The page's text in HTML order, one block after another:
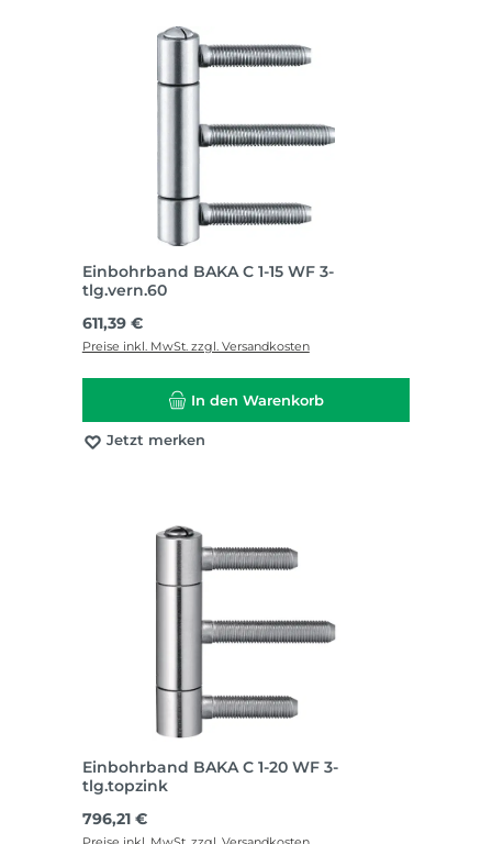
Einbohrband BAKA C 1-15 WF 3-
tlg.vern.60
Regulärer Preis:
611,39 €
Preise inkl. MwSt. zzgl. Versandkosten
In den Warenkorb
Jetzt merken
Einbohrband BAKA C 1-20 WF 3-
tlg.topzink
Regulärer Preis:
796,21 €